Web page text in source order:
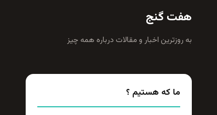
هفت گنج
به روزترين اخبار و مقالات درباره همه چيز
ما که هستیم ؟